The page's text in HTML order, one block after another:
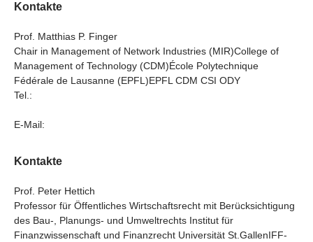
Kontakte
Prof. Matthias P. Finger
Chair in Management of Network Industries (MIR)College of
Management of Technology (CDM)École Polytechnique
Fédérale de Lausanne (EPFL)EPFL CDM CSI ODY
Tel.:
E-Mail:
Kontakte
Prof. Peter Hettich
Professor für Öffentliches Wirtschaftsrecht mit Berücksichtigung
des Bau-, Planungs- und Umweltrechts Institut für
Finanzwissenschaft und Finanzrecht Universität St.GallenIFF-